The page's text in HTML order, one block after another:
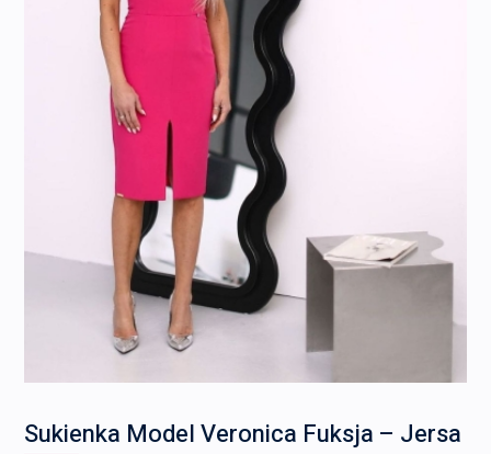
Sukienka Model Veronica Fuksja – Jersa